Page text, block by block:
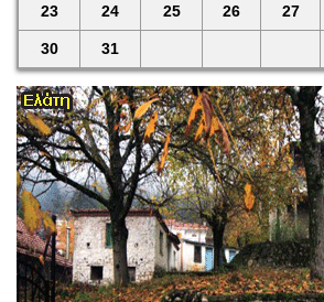
23 24 25 26 27
30 31